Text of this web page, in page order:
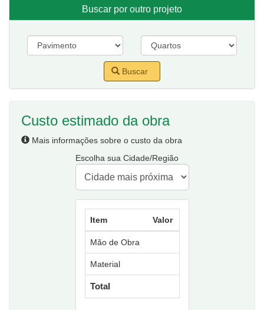
Buscar por outro projeto
Buscar
Custo estimado da obra
Mais informações sobre o custo da obra
Escolha sua Cidade/Região
Item Valor
Mão de Obra
Material
Total